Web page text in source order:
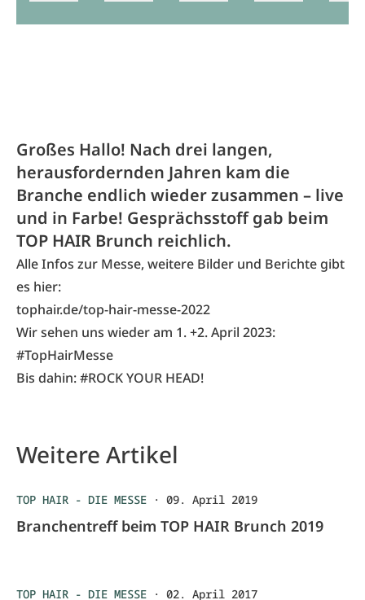
Großes Hallo! Nach drei langen,
herausfordernden Jahren kam die
Branche endlich wieder zusammen – live
und in Farbe! Gesprächsstoff gab beim
TOP HAIR Brunch reichlich.
Alle Infos zur Messe, weitere Bilder und Berichte gibt
es hier:
tophair.de/top-hair-messe-2022
Wir sehen uns wieder am 1. +2. April 2023:
#TopHairMesse
Bis dahin: #ROCK YOUR HEAD!
Weitere Artikel
TOP HAIR - DIE MESSE · 09. April 2019
Branchentreff beim TOP HAIR Brunch 2019
TOP HAIR - DIE MESSE · 02. April 2017